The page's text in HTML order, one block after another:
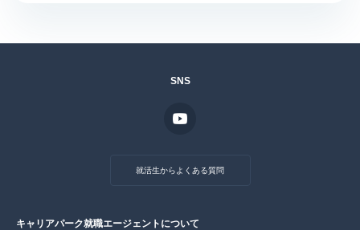
SNS
就活生からよくある質問
キャリアパーク就職エージェントについて